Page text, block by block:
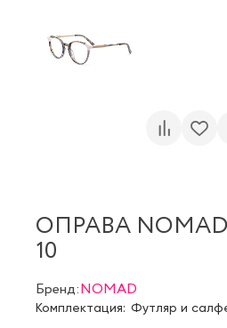
ОПРАВА NOMAD
10
Бренд:NOMAD
Комплектация: Футляр и